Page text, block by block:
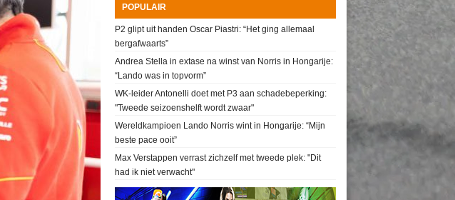
POPULAIR
P2 glipt uit handen Oscar Piastri: “Het ging allemaal
bergafwaarts”
Andrea Stella in extase na winst van Norris in Hongarije:
“Lando was in topvorm”
WK-leider Antonelli doet met P3 aan schadebeperking:
"Tweede seizoenshelft wordt zwaar"
Wereldkampioen Lando Norris wint in Hongarije: “Mijn
beste pace ooit”
Max Verstappen verrast zichzelf met tweede plek: "Dit
had ik niet verwacht"